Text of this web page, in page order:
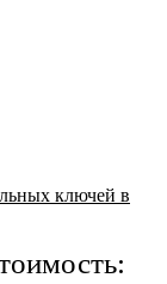
ключей в